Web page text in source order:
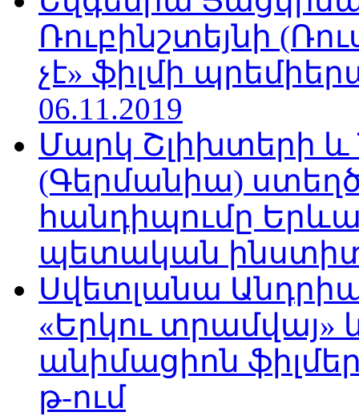
Ռուբինշտեյնի
չէ» ֆիլմի
06.11.2019
Մարկ Շլիխտերի և
(Գերմանիա)
հանդիպումը
պետական
Սվետլանա
«Երկու տրամվայ»
անիմացիոն
թ-ում